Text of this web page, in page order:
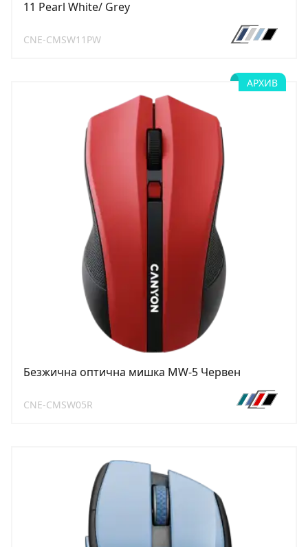
11 Pearl White/ Grey
CNE-CMSW11PW
АРХИВ
Безжична оптична мишка MW-5 Червен
CNE-CMSW05R